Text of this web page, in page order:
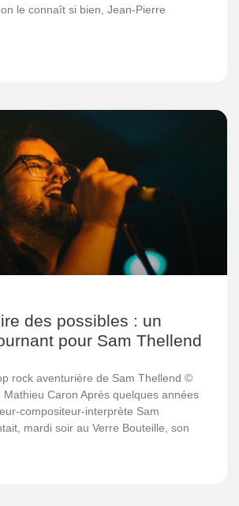
le connaît si bien, Jean-Pierre
des possibles : un
pour Sam Thellend
rock aventurière de Sam Thellend ©
Mathieu Caron Après quelques années
compositeur-interprète Sam
mardi soir au Verre Bouteille, son